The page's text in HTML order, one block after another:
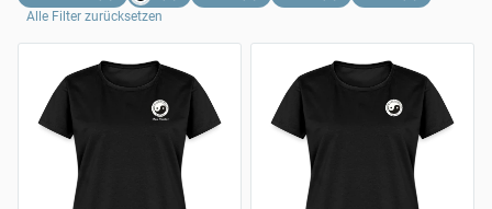
Alle Filter zurücksetzen